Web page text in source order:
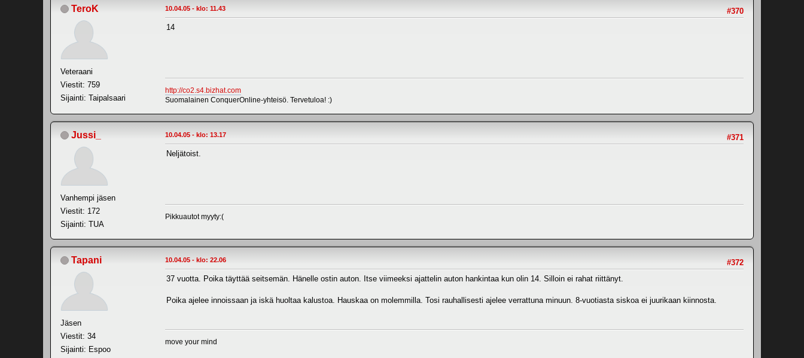
TeroK
Veteraani
Viestit: 759
Sijainti: Taipalsaari
#370
10.04.05 - klo: 11.43
14
http://co2.s4.bizhat.com
Suomalainen ConquerOnline-yhteisö. Tervetuloa! :)
Jussi_
Vanhempi jäsen
Viestit: 172
Sijainti: TUA
#371
10.04.05 - klo: 13.17
Neljätoist.
Pikkuautot myyty:(
Tapani
Jäsen
Viestit: 34
Sijainti: Espoo
#372
10.04.05 - klo: 22.06
37 vuotta. Poika täyttää seitsemän. Hänelle ostin auton. Itse viimeeksi ajattelin auton hankintaa kun olin 14. Silloin ei rahat riittänyt.
Poika ajelee innoissaan ja iskä huoltaa kalustoa. Hauskaa on molemmilla. Tosi rauhallisesti ajelee verrattuna minuun. 8-vuotiasta siskoa ei juurikaan kiinnosta.
move your mind